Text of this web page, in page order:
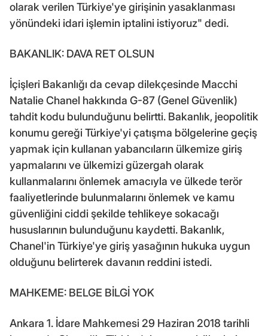
olarak verilen Türkiye'ye girişinin yasaklanması
yönündeki idari işlemin iptalini istiyoruz" dedi.
BAKANLIK: DAVA RET OLSUN
İçişleri Bakanlığı da cevap dilekçesinde Macchi
Natalie Chanel hakkında G-87 (Genel Güvenlik)
tahdit kodu bulunduğunu belirtti. Bakanlık, jeopolitik
konumu gereği Türkiye'yi çatışma bölgelerine geçiş
yapmak için kullanan yabancıların ülkemize giriş
yapmalarını ve ülkemizi güzergah olarak
kullanmalarını önlemek amacıyla ve ülkede terör
faaliyetlerinde bulunmalarını önlemek ve kamu
güvenliğini ciddi şekilde tehlikeye sokacağı
hususlarının bulunduğunu kaydetti. Bakanlık,
Chanel'in Türkiye'ye giriş yasağının hukuka uygun
olduğunu belirterek davanın reddini istedi.
MAHKEME: BELGE BİLGİ YOK
Ankara 1. İdare Mahkemesi 29 Haziran 2018 tarihli